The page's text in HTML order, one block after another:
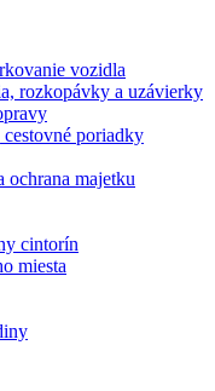
vozidla
rozkopávky a uzávierky
poriadky
ochrana majetku
cintorín
miesta